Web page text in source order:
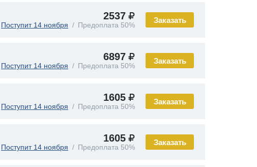
Заказать
2537
Поступит 14 ноября Предоплата 50%
Заказать
6897
Поступит 14 ноября Предоплата 50%
Заказать
1605
Поступит 14 ноября Предоплата 50%
Заказать
1605
Поступит 14 ноября Предоплата 50%